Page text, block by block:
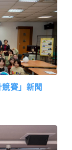
賽」新聞